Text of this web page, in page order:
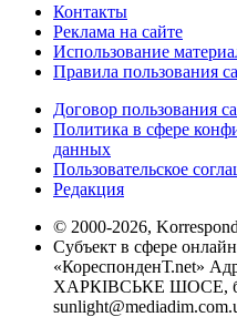
Контакты
Реклама на сайте
Использование
Правила пользования
Договор пользования
Политика в сфере
данных
Пользовательское
Редакция
© 2000-2026,
Субъект в сфере
«КореспонденТ.net»
ХАРКІВСЬКЕ ШОСЕ,